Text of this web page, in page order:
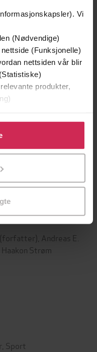
Vi
(Nødvendige)
(Funksjonelle)
nettsiden vår blir
produkter,
ditt samtykke til å
Du kan også
formål ved å klikke
119,-
LYDBOK
(forfatter), Andreas E.
Haakon Strøm
Sport